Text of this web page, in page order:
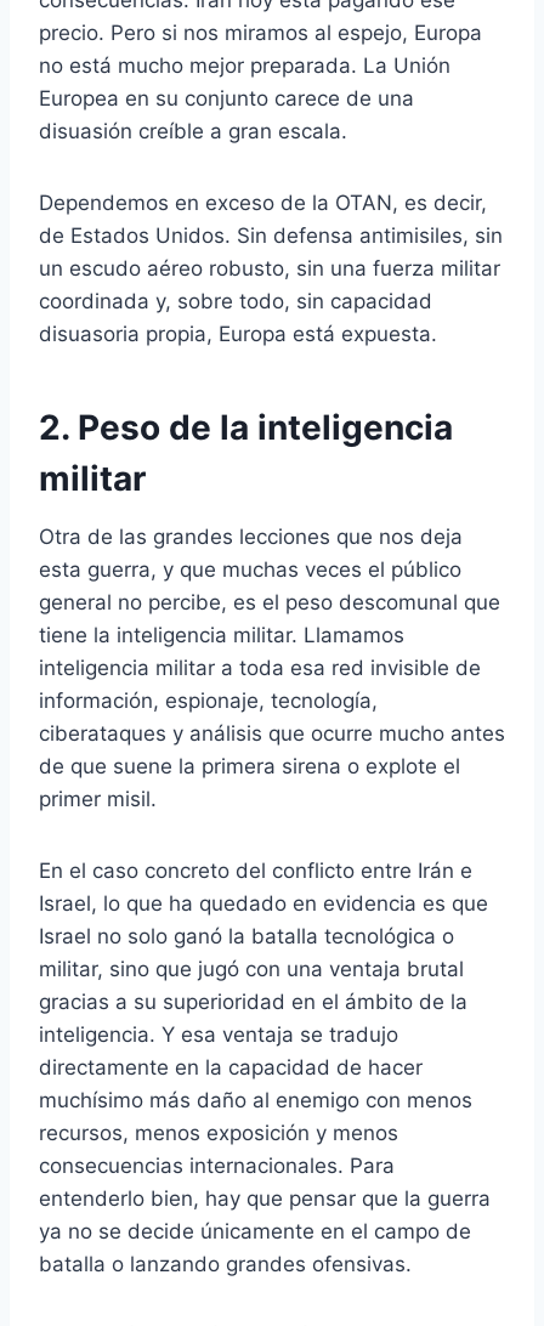
precio. Pero si nos miramos al espejo, Europa
no está mucho mejor preparada. La Unión
Europea en su conjunto carece de una
disuasión creíble a gran escala.
Dependemos en exceso de la OTAN, es decir,
de Estados Unidos. Sin defensa antimisiles, sin
un escudo aéreo robusto, sin una fuerza militar
coordinada y, sobre todo, sin capacidad
disuasoria propia, Europa está expuesta.
2. Peso de la inteligencia
militar
Otra de las grandes lecciones que nos deja
esta guerra, y que muchas veces el público
general no percibe, es el peso descomunal que
tiene la inteligencia militar. Llamamos
inteligencia militar a toda esa red invisible de
información, espionaje, tecnología,
ciberataques y análisis que ocurre mucho antes
de que suene la primera sirena o explote el
primer misil.
En el caso concreto del conflicto entre Irán e
Israel, lo que ha quedado en evidencia es que
Israel no solo ganó la batalla tecnológica o
militar, sino que jugó con una ventaja brutal
gracias a su superioridad en el ámbito de la
inteligencia. Y esa ventaja se tradujo
directamente en la capacidad de hacer
muchísimo más daño al enemigo con menos
recursos, menos exposición y menos
consecuencias internacionales. Para
entenderlo bien, hay que pensar que la guerra
ya no se decide únicamente en el campo de
batalla o lanzando grandes ofensivas.